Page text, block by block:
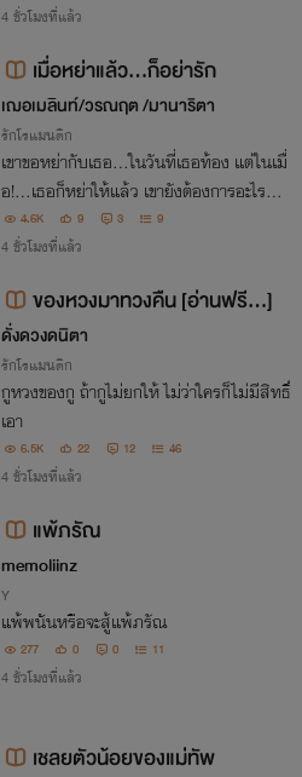
มง้อ‘หมอมลิษา’ แพทย์แผนไทยสาวจอมหยิ่
ง และพิสูจน์ว่ารักแท้ไม่มีป้ายราคา!
4 ชั่วโมงที่แล้ว
เมื่อหย่าแล้ว...ก็อย่ารัก
เฌอเมลินท์/วรณฤต /มานาริตา
รักโรแมนติก
เขาขอหย่ากับเธอ...ในวันที่เธอท้อง แต่ในเมื่
อ!...เธอก็หย่าให้แล้ว เขายังต้องการอะไรจา
กเธออีก!!
4.6K 9 3 9
4 ชั่วโมงที่แล้ว
ของหวงมาทวงคืน [อ่านฟรี...]
ดั่งดวงดนิตา
รักโรแมนติก
กูหวงของกู ถ้ากูไม่ยกให้ ไม่ว่าใครก็ไม่มีสิทธิ์
เอา
6.5K 22 12 46
4 ชั่วโมงที่แล้ว
แพ้ภรัณ
memoliinz
Y
แพ้พนันหรือจะสู้แพ้ภรัณ
277 0 0 11
4 ชั่วโมงที่แล้ว
เชลยตัวน้อยของแม่ทัพ